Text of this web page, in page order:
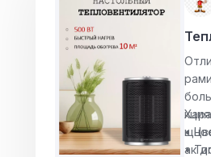
ак
•
•